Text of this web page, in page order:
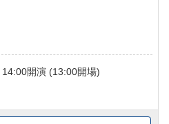
14:00開演 (13:00開場)